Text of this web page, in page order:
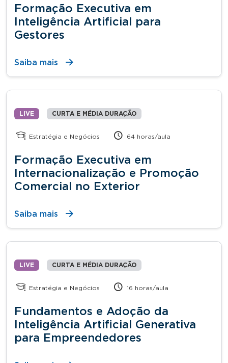
Formação Executiva em
Inteligência Artificial para
Gestores
Saiba mais
LIVE CURTA E MÉDIA DURAÇÃO
Estratégia e Negócios 64 horas/aula
Formação Executiva em
Internacionalização e Promoção
Comercial no Exterior
Saiba mais
LIVE CURTA E MÉDIA DURAÇÃO
Estratégia e Negócios 16 horas/aula
Fundamentos e Adoção da
Inteligência Artificial Generativa
para Empreendedores